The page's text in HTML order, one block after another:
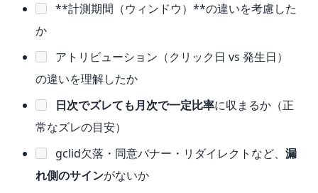
**計測期間（ウィンドウ）**の違いを考慮した
か
アトリビューション（クリック日 vs 発生日）
の違いを理解したか
日次でズレても月次で一定比率に収まるか（正
常なズレの目安）
gclid欠落・同意バナー・リダイレクトなど、漏
れ側のサインがないか